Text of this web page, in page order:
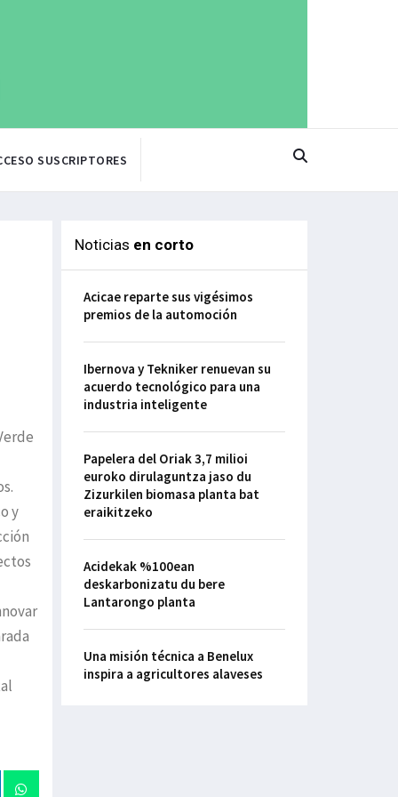
SUSCRIPTORES
y
Noticias en corto
Acicae reparte sus vigésimos
premios de la automoción
Ibernova y Tekniker renuevan su
acuerdo tecnológico para una
industria inteligente
Papelera del Oriak 3,7 milioi
euroko dirulaguntza jaso du
Zizurkilen biomasa planta bat
eraikitzeko
Acidekak %100ean
deskarbonizatu du bere
Lantarongo planta
Una misión técnica a Benelux
inspira a agricultores alaveses